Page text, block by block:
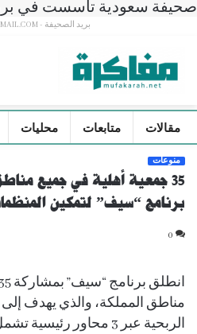
صحيفة سعودية تأسست في
بريد الصحيفة - MUF2014S@GMAIL.COM
مقالات متابعات محليات
منوعات
35 جمعية أهلية في جميع
برنامج “سيف” لتمكين
0
مناطق المملكة، والذي يهدف
الربحية عبر 3 محاور